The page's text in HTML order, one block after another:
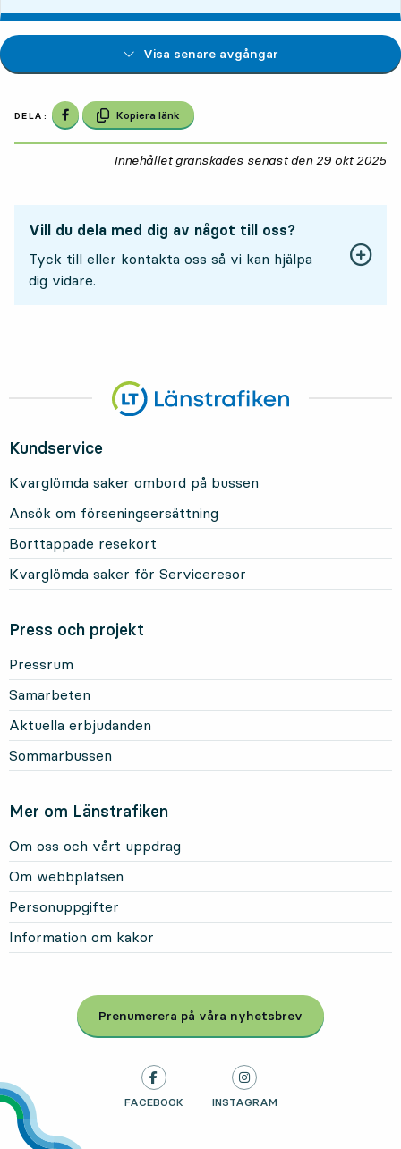
Visa senare avgångar
DELA: Dela på Facebook
Kopiera länk
Innehållet granskades senast den 29 okt 2025
Vill du dela med dig av något till oss?
Tyck till eller kontakta oss så vi kan hjälpa
dig vidare.
Kundservice
Kvarglömda saker ombord på bussen
Ansök om förseningsersättning
Borttappade resekort
Kvarglömda saker för Serviceresor
Press och projekt
Pressrum
Samarbeten
Aktuella erbjudanden
Sommarbussen
Mer om Länstrafiken
Om oss och vårt uppdrag
Om webbplatsen
Personuppgifter
Information om kakor
Prenumerera på våra nyhetsbrev
, Öppnas i modal
LÄNSTRAFIKEN PÅ
FACEBOOK , ÖPPNAS I NY FLIK
LÄNSTRAFIKEN PÅ
INSTAGRAM